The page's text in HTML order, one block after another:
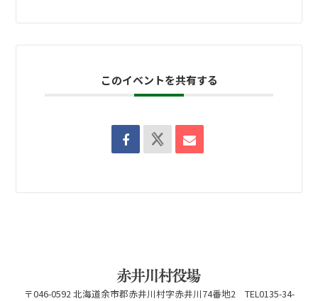
このイベントを共有する
〒046-0592 北海道余市郡赤井川村字赤井川74番地2 TEL0135-34-